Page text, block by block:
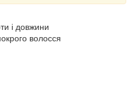
і довжини
волосся